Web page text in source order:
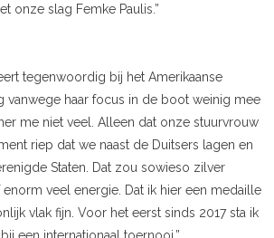
onze slag Femke Paulis.”
tegenwoordig bij het Amerikaanse
vanwege haar focus in de boot weinig mee
me niet veel. Alleen dat onze stuurvrouw
riep dat we naast de Duitsers lagen en
Staten. Dat zou sowieso zilver
enorm veel energie. Dat ik hier een medaille
vlak fijn. Voor het eerst sinds 2017 sta ik